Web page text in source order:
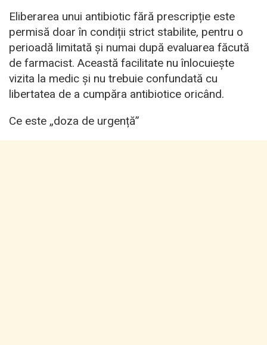
Eliberarea unui antibiotic fără prescripție este
permisă doar în condiții strict stabilite, pentru o
perioadă limitată și numai după evaluarea făcută
de farmacist. Această facilitate nu înlocuiește
vizita la medic și nu trebuie confundată cu
libertatea de a cumpăra antibiotice oricând.
Ce este „doza de urgență”